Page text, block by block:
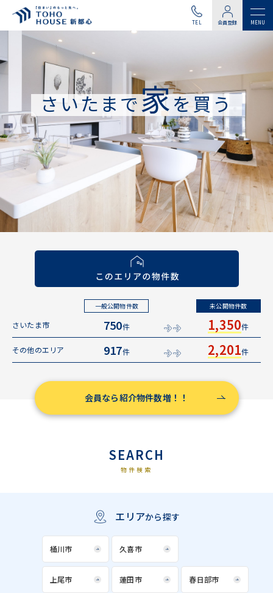
TEL 会員登録
さいたまで家を買う
一般公開物件数 未公開物件数
さいたま市 750件 1,350件
その他のエリア 917件 2,201件
会員なら紹介物件数増！！
SEARCH
物件検索
エリアから探す
桶川市 久喜市
上尾市 蓮田市 春日部市